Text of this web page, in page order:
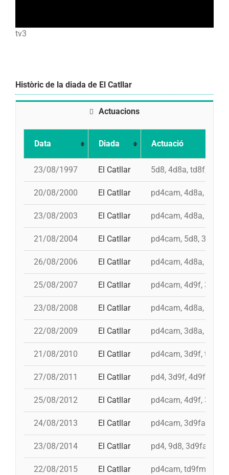
tv3
Històric de la diada de El Catllar
Actuacions
Data Diada Actuació
23/08/1997 El Catllar 5d8, 4d8a, td8f, pd7f
20/08/2000 El Catllar pd4cam, 4d8a, id
23/08/2003 El Catllar pd4cam, 4d8a, 3d9f,
21/08/2004 El Catllar pd4cam, 5d8, 3d9f,
26/08/2006 El Catllar pd4cam, 4d8a, 3d9f,
25/08/2007 El Catllar pd4cam, 4d9f, 3d9f,
23/08/2008 El Catllar pd4cam, 4d8a, 3d9f,
22/08/2009 El Catllar pd4cam, 3d8a, 3d9f,
21/08/2010 El Catllar pd4cam, 3d9f,
27/08/2011 El Catllar pd4, 3d9f, 4d9f,
25/08/2012 El Catllar pd4cam, 4d9f, 3d9f,
24/08/2013 El Catllar pd4cam, 3d9fa,
23/08/2014 El Catllar pd4, 9d8, 3d9fa,
22/08/2015 El Catllar pd4cam, td9fm,